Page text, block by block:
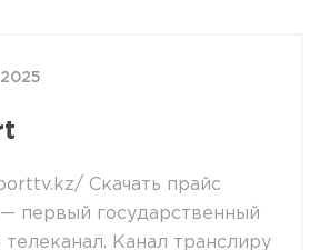
Скачать прайс
первый государственный
Канал транслиру